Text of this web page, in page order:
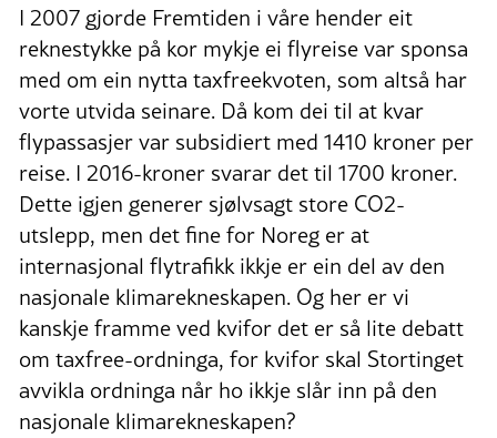
I 2007 gjorde Fremtiden i våre hender eit
reknestykke på kor mykje ei flyreise var sponsa
med om ein nytta taxfreekvoten, som altså har
vorte utvida seinare. Då kom dei til at kvar
flypassasjer var subsidiert med 1410 kroner per
reise. I 2016-kroner svarar det til 1700 kroner.
Dette igjen generer sjølvsagt store CO2-
utslepp, men det fine for Noreg er at
internasjonal flytrafikk ikkje er ein del av den
nasjonale klimarekneskapen. Og her er vi
kanskje framme ved kvifor det er så lite debatt
om taxfree-ordninga, for kvifor skal Stortinget
avvikla ordninga når ho ikkje slår inn på den
nasjonale klimarekneskapen?